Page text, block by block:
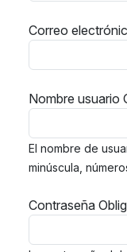
Correo
Nombre usuario
El nombre de
minúscula,
Contraseña